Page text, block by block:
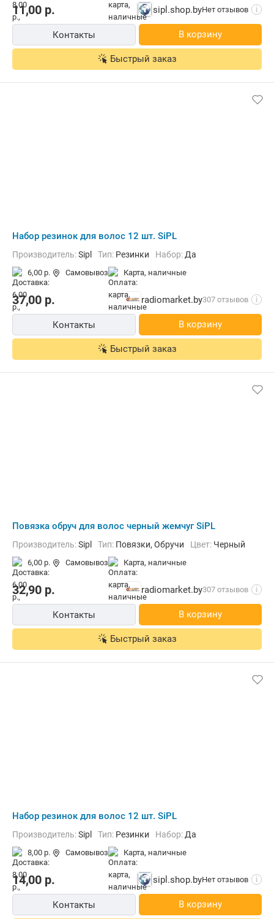
11,00 р. sipl.shop.byНет отзывов i
Контакты В корзину
Быстрый заказ
Набор резинок для волос 12 шт. SiPL
Производитель:Sipl Тип: Резинки Набор: Да
6,00 р. Самовывоз карта, наличные
37,00 р. radiomarket.by307 отзывов i
Контакты В корзину
Быстрый заказ
Повязка обруч для волос черный жемчуг SiPL
Производитель:Sipl Тип: Повязки, Обручи Цвет: Черный
6,00 р. Самовывоз карта, наличные
32,90 р. radiomarket.by307 отзывов i
Контакты В корзину
Быстрый заказ
Набор резинок для волос 12 шт. SiPL
Производитель:Sipl Тип: Резинки Набор: Да
8,00 р. Самовывоз карта, наличные
14,00 р. sipl.shop.byНет отзывов i
Контакты В корзину